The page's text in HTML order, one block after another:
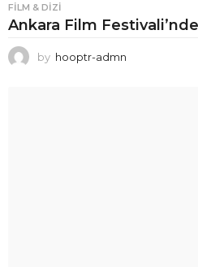
FILM & DIZI
Ankara Film Festivali’nde
by hooptr-admn